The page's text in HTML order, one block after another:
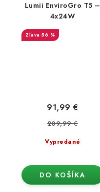
Lumii EnviroGro T5 –
4x24W
56 %
Vypredané
91,99 €
209,99 €
DO KOŠÍKA